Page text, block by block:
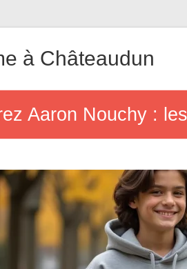
à Châteaudun
Aaron Nouchy :